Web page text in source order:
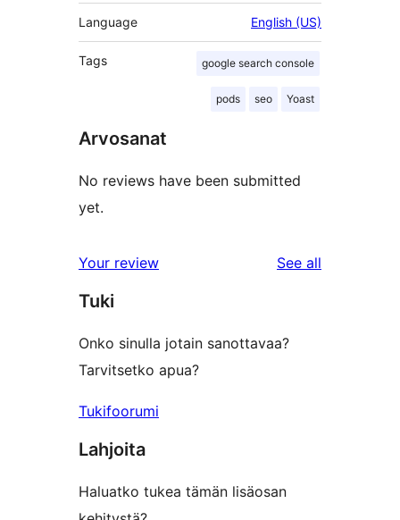
Language English (US)
Tags google search console
pods seo Yoast
Arvosanat
No reviews have been submitted
yet.
Your review See all
Tuki
Onko sinulla jotain sanottavaa?
Tarvitsetko apua?
Tukifoorumi
Lahjoita
Haluatko tukea tämän lisäosan